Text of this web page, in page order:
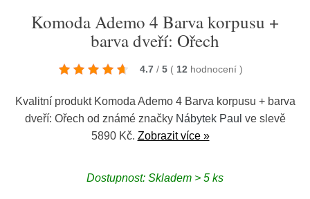
Komoda Ademo 4 Barva korpusu +
barva dveří: Ořech
4.7 / 5 ( 12 hodnocení )
Kvalitní produkt Komoda Ademo 4 Barva korpusu + barva
dveří: Ořech od známé značky Nábytek Paul ve slevě
5890 Kč. Zobrazit více »
Dostupnost: Skladem > 5 ks